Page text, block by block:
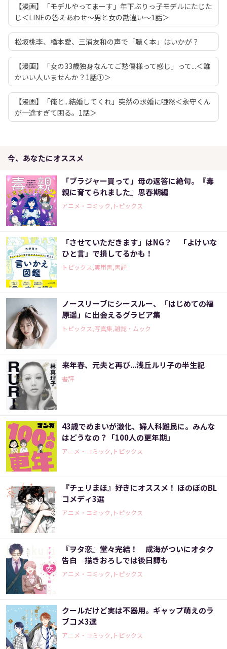
【漫画】「モデルやってまーす」年下ぶりっ子モデルにたじた
じ＜LINEの答えあわせ〜男と女の勘違い〜1話＞
松坂桃李、橋本愛、三浦友和の声で「聴く本」はいかが？
【漫画】「女の33歳独身なんてご愁傷様って感じ」って...＜誰
かいい人いませんか？1話①＞
【漫画】「俺と...結婚してくれ」突然の求婚に唖然＜永守くん
が一途すぎて困る。1話＞
今、あなたにオススメ
「ブラジャー買って」母の返答に絶句。『毒
親に育てられました』思春期編
アニメ・コミック,トピックス
「させていただきます」はNG？ 「よけいな
ひと言」で損してるかも！
トピックス,実用書,書評
ノースリーブにシースルー、「はじめての福
原遥」に出会えるグラビア集
トピックス,写真集,雑誌・ムック
来年春、元夫と再び...浅丘ルリ子の半生記
書評
43歳でめまいが激化、婦人科難民に。みんな
はどうなの？「100人の更年期」
アニメ・コミック,トピックス
『チェリまほ』好きにオススメ！ ほのぼのBL
コメディ3選
アニメ・コミック,トピックス
『ヲタ恋』堂々完結！ 成海がついにオタク
告白 描きおろしでは後日譚も
アニメ・コミック,トピックス
クールだけど実は不器用。ギャップ萌えのラ
ブコメ3選
アニメ・コミック,トピックス